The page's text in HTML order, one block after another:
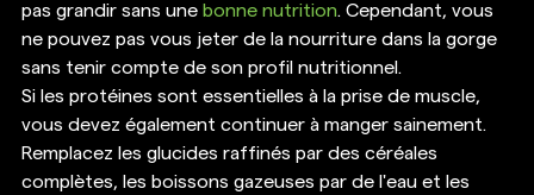
pas grandir sans une bonne nutrition. Cependant, vous
ne pouvez pas vous jeter de la nourriture dans la gorge
sans tenir compte de son profil nutritionnel.
Si les protéines sont essentielles à la prise de muscle,
vous devez également continuer à manger sainement.
Remplacez les glucides raffinés par des céréales
complètes, les boissons gazeuses par de l'eau et les